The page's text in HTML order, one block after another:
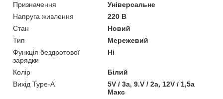
Призначення
Універсальне
Напруга живлення
220 В
Стан
Новий
Тип
Мережевий
Функція бездротової
зарядки
Ні
Колір
Білий
Вихід Type-A
5V / 3a, 9.V / 2a, 12V / 1,5a
Макс